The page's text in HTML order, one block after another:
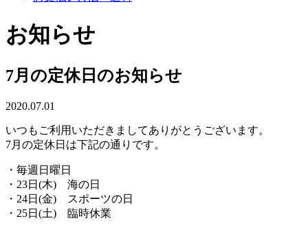
お知らせ
7月の定休日のお知らせ
2020.07.01
いつもご利用いただきましてありがとうございます。
7月の定休日は下記の通りです。
・毎週日曜日
・23日(木) 海の日
・24日(金) スポーツの日
・25日(土) 臨時休業